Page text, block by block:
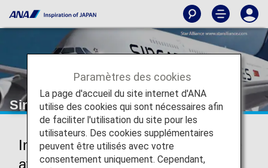
Singapore Airlines (SQ)
Informations sur le partage de code
avec Singapore Airlines
Paramètres des cookies
La page d'accueil du site internet d'ANA
utilise des cookies qui sont nécessaires afin
de faciliter l'utilisation du site pour les
utilisateurs. Des cookies supplémentaires
peuvent être utilisés avec votre
consentement uniquement. Cependant,